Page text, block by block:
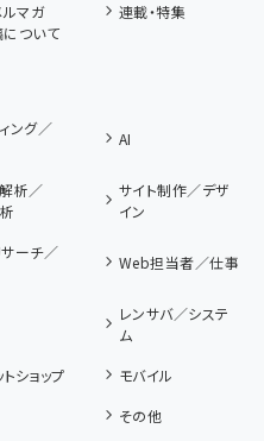
マガ
連載・特集
ついて
ング／
AI
析／
サイト制作／デザ
イン
ーチ／
Web担当者／仕事
レンサバ／システ
ム
ショップ
モバイル
その他